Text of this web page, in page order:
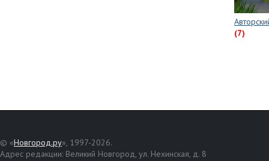
(7)
© «Новгород.ру», 1997-2026.
Адрес редакции: Великий Новгород, ул. Нехинская, д. 8